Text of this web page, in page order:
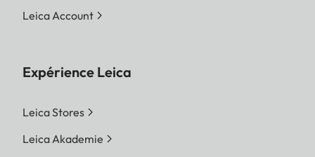
Leica Account
Expérience Leica
Leica Stores
Leica Akademie